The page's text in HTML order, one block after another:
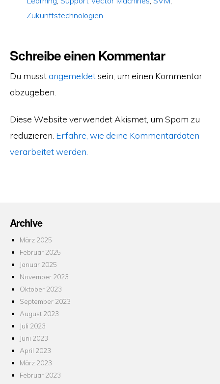
Zukunftstechnologien
Schreibe einen Kommentar
Du musstangemeldetsein, um einen Kommentar
abzugeben.
Diese Website verwendet Akismet, um Spam zu
reduzieren. Erfahre, wie deine Kommentardaten
verarbeitet werden.
Archive
März 2025
Februar 2025
Januar 2025
November 2023
Oktober 2023
September 2023
August 2023
Juli 2023
Juni 2023
April 2023
März 2023
Februar 2023